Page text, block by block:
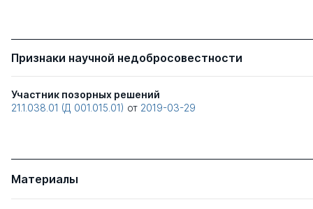
Признаки научной недобросовестности
Участник позорных решений
21.1.038.01 (Д 001.015.01) от 2019-03-29
Материалы